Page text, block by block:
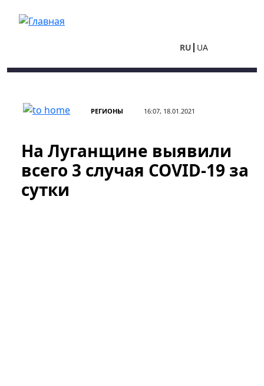
RU UA
РЕГИОНЫ 16:07, 18.01.2021
На Луганщине выявили
всего 3 случая COVID-19 за
сутки